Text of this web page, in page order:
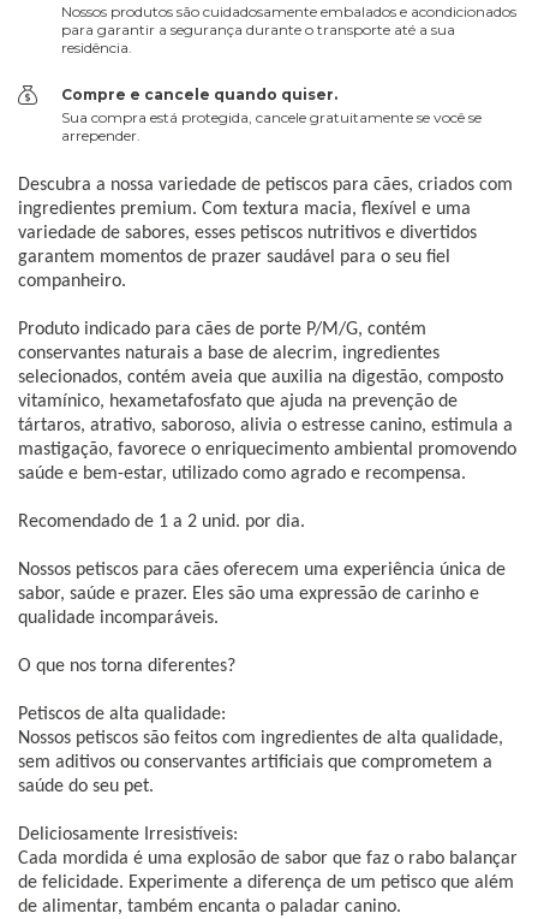
Nossos produtos são cuidadosamente embalados e acondicionados
para garantir a segurança durante o transporte até a sua
residência.
Compre e cancele quando quiser.
Sua compra está protegida, cancele gratuitamente se você se
arrepender.
Descubra a nossa variedade de petiscos para cães, criados com
ingredientes premium. Com textura macia, flexível e uma
variedade de sabores, esses petiscos nutritivos e divertidos
garantem momentos de prazer saudável para o seu fiel
companheiro.
Produto indicado para cães de porte P/M/G, contém
conservantes naturais a base de alecrim, ingredientes
selecionados, contém aveia que auxilia na digestão, composto
vitamínico, hexametafosfato que ajuda na prevenção de
tártaros, atrativo, saboroso, alivia o estresse canino, estimula a
mastigação, favorece o enriquecimento ambiental promovendo
saúde e bem-estar, utilizado como agrado e recompensa.
Recomendado de 1 a 2 unid. por dia.
Nossos petiscos para cães oferecem uma experiência única de
sabor, saúde e prazer. Eles são uma expressão de carinho e
qualidade incomparáveis.
O que nos torna diferentes?
Petiscos de alta qualidade:
Nossos petiscos são feitos com ingredientes de alta qualidade,
sem aditivos ou conservantes artificiais que comprometem a
saúde do seu pet.
Deliciosamente Irresistíveis:
Cada mordida é uma explosão de sabor que faz o rabo balançar
de felicidade. Experimente a diferença de um petisco que além
de alimentar, também encanta o paladar canino.